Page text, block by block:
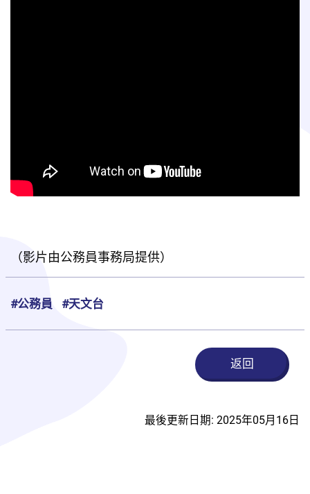
（影片由公務員事務局提供）
#公務員 #天文台
返回
最後更新日期: 2025年05月16日